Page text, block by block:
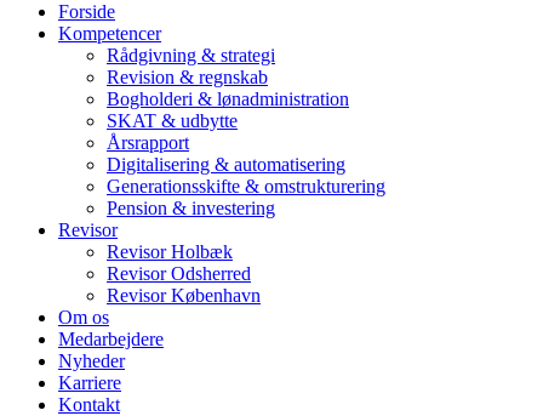
Forside
Kompetencer
Rådgivning & strategi
Revision & regnskab
Bogholderi & lønadministration
SKAT & udbytte
Årsrapport
Digitalisering & automatisering
Generationsskifte & omstrukturering
Pension & investering
Revisor
Revisor Holbæk
Revisor Odsherred
Revisor København
Om os
Medarbejdere
Nyheder
Karriere
Kontakt